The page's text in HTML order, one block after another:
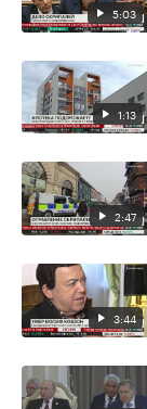
5:03
1:13
2:47
3:44